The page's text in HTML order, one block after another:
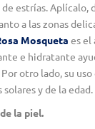
estrías. Aplícalo,
a las zonas
Mosqueta es el
e hidratante
otro lado, su
y de la edad.
la piel.